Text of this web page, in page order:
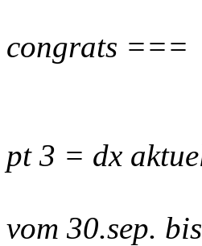
congrats ===
pt 3 = dx
vom 30.sep.